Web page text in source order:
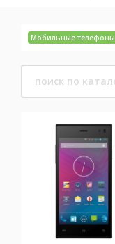
Мобильные телефоны